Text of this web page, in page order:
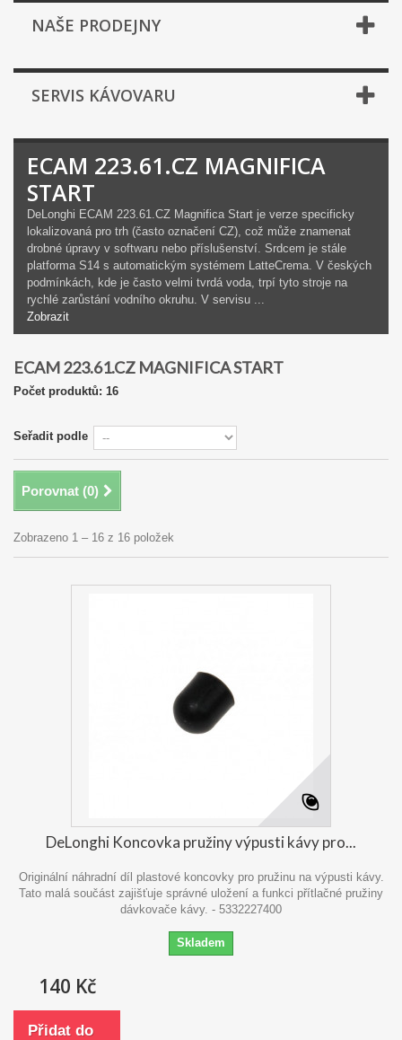
NAŠE PRODEJNY
SERVIS KÁVOVARU
ECAM 223.61.CZ MAGNIFICA
START
DeLonghi ECAM 223.61.CZ Magnifica Start je verze specificky
lokalizovaná pro trh (často označení CZ), což může znamenat
drobné úpravy v softwaru nebo příslušenství. Srdcem je stále
platforma S14 s automatickým systémem LatteCrema. V českých
podmínkách, kde je často velmi tvrdá voda, trpí tyto stroje na
rychlé zarůstání vodního okruhu. V servisu ...
Zobrazit
ECAM 223.61.CZ MAGNIFICA START
Počet produktů: 16
Seřadit podle
Porovnat (0)
Zobrazeno 1 – 16 z 16 položek
DeLonghi Koncovka pružiny výpusti kávy pro...
Originální náhradní díl plastové koncovky pro pružinu na výpusti kávy.
Tato malá součást zajišťuje správné uložení a funkci přítlačné pružiny
dávkovače kávy. - 5332227400
Skladem
140 Kč
Přidat do